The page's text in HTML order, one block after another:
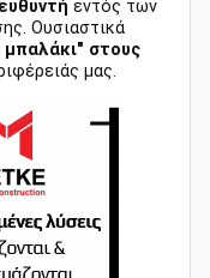
εντός των
Ουσιαστικά
στους
μας.